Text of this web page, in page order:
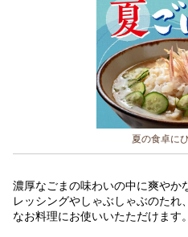
夏の食卓に
濃厚なごまの味わいの中に爽やか
レッシングやしゃぶしゃぶのたれ
なお料理にお使いいたただけます。